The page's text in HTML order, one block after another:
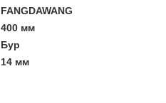
FANGDAWANG
400 мм
Бур
14 мм